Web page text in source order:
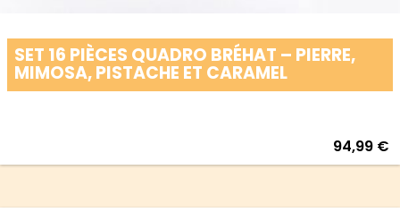
SET 16 PIÈCES QUADRO BRÉHAT – PIERRE,
MIMOSA, PISTACHE ET CARAMEL
94,99 €